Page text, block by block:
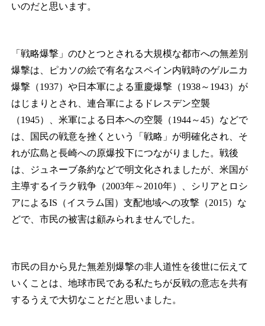
いのだと思います。
「戦略爆撃」のひとつとされる大規模な都市への無差別
爆撃は、ピカソの絵で有名なスペイン内戦時のゲルニカ
爆撃（1937）や日本軍による重慶爆撃（1938～1943）が
はじまりとされ、連合軍によるドレスデン空襲
（1945）、米軍による日本への空襲（1944～45）などで
は、国民の戦意を挫くという「戦略」が明確化され、そ
れが広島と長崎への原爆投下につながりました。戦後
は、ジュネーブ条約などで明文化されましたが、米国が
主導するイラク戦争（2003年～2010年）、シリアとロシ
アによるIS（イスラム国）支配地域への攻撃（2015）な
どで、市民の被害は顧みられませんでした。
市民の目から見た無差別爆撃の非人道性を後世に伝えて
いくことは、地球市民である私たちが反戦の意志を共有
するうえで大切なことだと思いました。